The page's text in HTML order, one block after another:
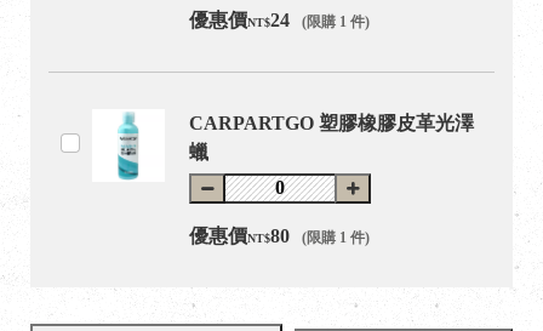
優惠價NT$24 (限購 1 件)
CARPARTGO 塑膠橡膠皮革光澤
蠟
優惠價NT$80 (限購 1 件)